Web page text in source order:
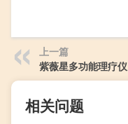
上一篇
紫薇星多功能理疗仪
相关问题